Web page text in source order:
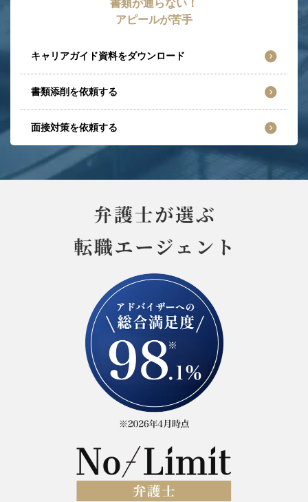
書類が通らない！
アピールが苦手
キャリアガイド資料をダウンロード
書類添削を依頼する
面接対策を依頼する